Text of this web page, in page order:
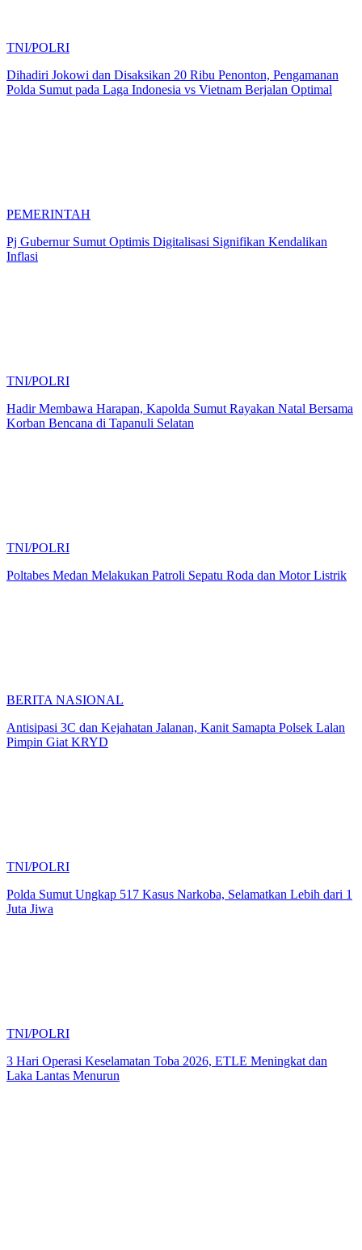
TNI/POLRI
Dihadiri Jokowi dan Disaksikan 20 Ribu Penonton, Pengamanan
Polda Sumut pada Laga Indonesia vs Vietnam Berjalan Optimal
PEMERINTAH
Pj Gubernur Sumut Optimis Digitalisasi Signifikan Kendalikan
Inflasi
TNI/POLRI
Hadir Membawa Harapan, Kapolda Sumut Rayakan Natal Bersama
Korban Bencana di Tapanuli Selatan
TNI/POLRI
Poltabes Medan Melakukan Patroli Sepatu Roda dan Motor Listrik
BERITA NASIONAL
Antisipasi 3C dan Kejahatan Jalanan, Kanit Samapta Polsek Lalan
Pimpin Giat KRYD
TNI/POLRI
Polda Sumut Ungkap 517 Kasus Narkoba, Selamatkan Lebih dari 1
Juta Jiwa
TNI/POLRI
3 Hari Operasi Keselamatan Toba 2026, ETLE Meningkat dan
Laka Lantas Menurun